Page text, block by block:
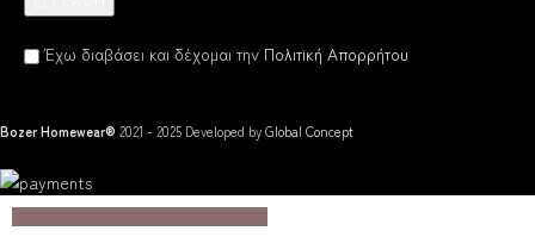
Έχω διαβάσει και δέχομαι την Πολιτική Απορρήτου
Bozer Homewear® 2021 - 2025 Developed byGlobal Concept